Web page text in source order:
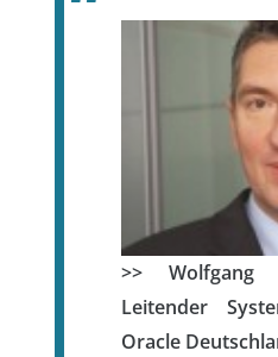
>> Wolfgang
Leitender
Oracle